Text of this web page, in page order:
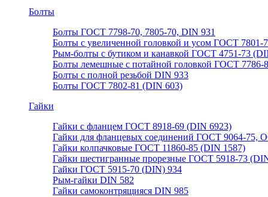
Болты
Болты ГОСТ 7798-70, 7805-70, DIN 931
Болты с увеличенной головкой и усом ГОСТ 7801-
Рым-болты с бутиком и канавкой ГОСТ 4751-73
Болты лемешные с потайной головкой ГОСТ 7786-
Болты с полной резьбой DIN 933
Болты ГОСТ 7802-81 (DIN 603)
Гайки
Гайки с фланцем ГОСТ 8918-69 (DIN 6923)
Гайки для фланцевых соединений ГОСТ 9064-75,
Гайки колпачковые ГОСТ 11860-85 (DIN 1587)
Гайки шестигранные прорезные ГОСТ 5918-73
Гайки ГОСТ 5915-70 (DIN) 934
Рым-гайки DIN 582
Гайки самоконтрящияся DIN 985